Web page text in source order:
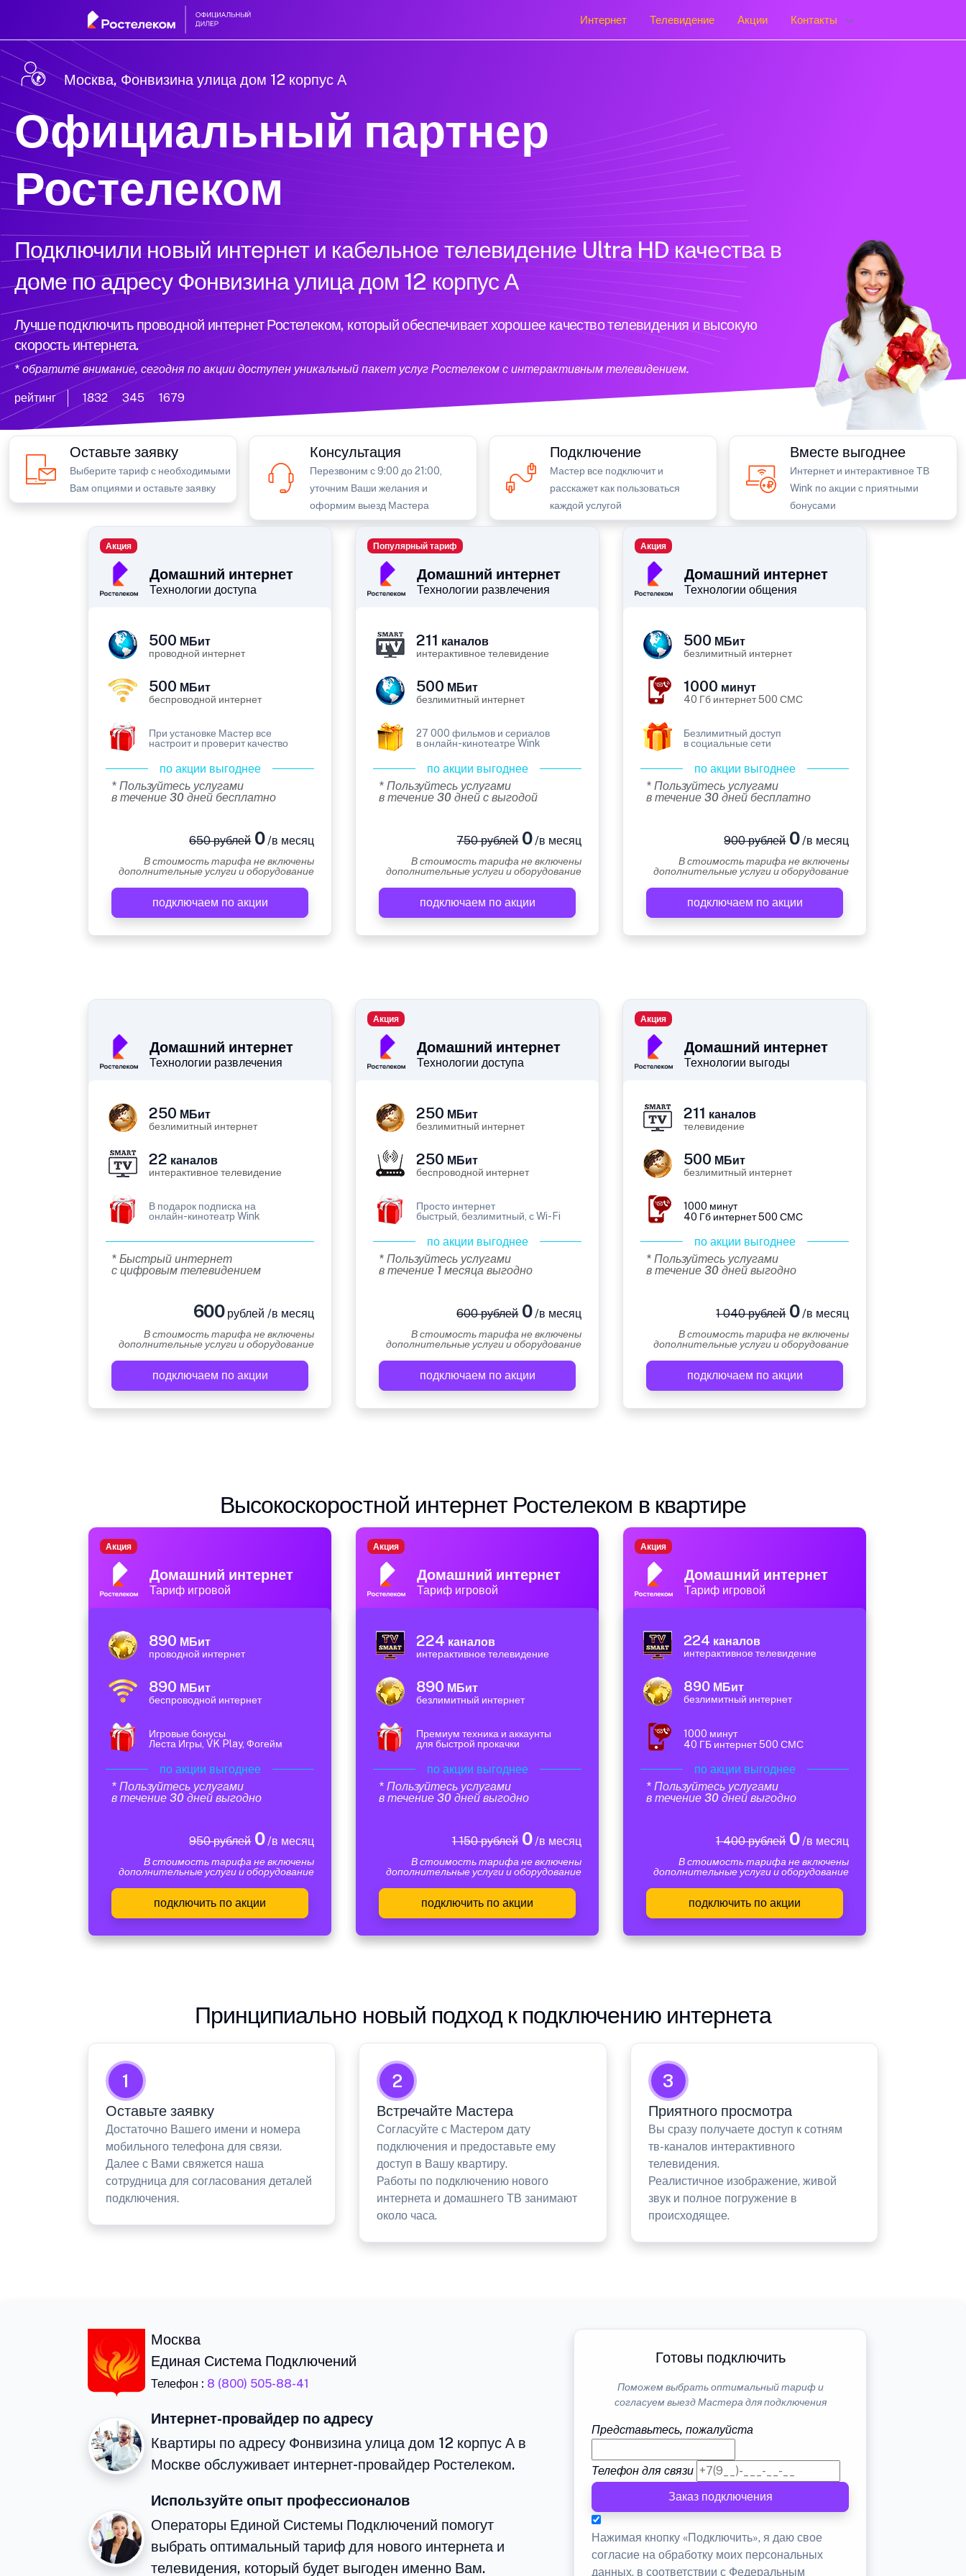
Интернет Телевидение Акции Контакты
Москва, Фонвизина улица дом 12 корпус А
Официальный партнер
Ростелеком
Подключили новый интернет и кабельное телевидение Ultra HD качества в
доме по адресу Фонвизина улица дом 12 корпус А
Лучше подключить проводной интернет Ростелеком, который обеспечивает хорошее качество телевидения и высокую
скорость интернета.
* обратите внимание, сегодня по акции доступен уникальный пакет услуг Ростелеком с интерактивным телевидением.
рейтинг 1832 345 1679
Оставьте заявку
Выберите тариф с необходимыми
Вам опциями и оставьте заявку
Консультация
Перезвоним с 9:00 до 21:00,
уточним Ваши желания и
оформим выезд Мастера
Подключение
Мастер все подключит и
расскажет как пользоваться
каждой услугой
Вместе выгоднее
Интернет и интерактивное ТВ
Wink по акции с приятными
бонусами
Домашний интернет
Технологии доступа
Акция
500 МБит
проводной интернет
500 МБит
беспроводной интернет
При установке Мастер все
настроит и проверит качество
по акции выгоднее
* Пользуйтесь услугами
в течение 30 дней бесплатно
650 рублей0/в месяц
В стоимость тарифа не включены
дополнительные услуги и оборудование
подключаем по акции
Домашний интернет
Технологии развлечения
Популярный тариф
211 каналов
интерактивное телевидение
500 МБит
безлимитный интернет
27 000 фильмов и сериалов
в онлайн-кинотеатре Wink
по акции выгоднее
* Пользуйтесь услугами
в течение 30 дней с выгодой
750 рублей0/в месяц
В стоимость тарифа не включены
дополнительные услуги и оборудование
подключаем по акции
Домашний интернет
Технологии общения
Акция
500 МБит
безлимитный интернет
1000 минут
40 Гб интернет 500 СМС
Безлимитный доступ
в социальные сети
по акции выгоднее
* Пользуйтесь услугами
в течение 30 дней бесплатно
900 рублей0/в месяц
В стоимость тарифа не включены
дополнительные услуги и оборудование
подключаем по акции
Домашний интернет
Технологии развлечения
250 МБит
безлимитный интернет
22 каналов
интерактивное телевидение
В подарок подписка на
онлайн-кинотеатр Wink
* Быстрый интернет
с цифровым телевидением
600рублей /в месяц
В стоимость тарифа не включены
дополнительные услуги и оборудование
подключаем по акции
Домашний интернет
Технологии доступа
Акция
250 МБит
безлимитный интернет
250 МБит
беспроводной интернет
Просто интернет
быстрый, безлимитный, с Wi-Fi
по акции выгоднее
* Пользуйтесь услугами
в течение 1 месяца выгодно
600 рублей0/в месяц
В стоимость тарифа не включены
дополнительные услуги и оборудование
подключаем по акции
Домашний интернет
Технологии выгоды
Акция
211 каналов
телевидение
500 МБит
безлимитный интернет
1000 минут
40 Гб интернет 500 СМС
по акции выгоднее
* Пользуйтесь услугами
в течение 30 дней выгодно
1 040 рублей0/в месяц
В стоимость тарифа не включены
дополнительные услуги и оборудование
подключаем по акции
Высокоскоростной интернет Ростелеком в квартире
Домашний интернет
Тариф игровой
Акция
890 МБит
проводной интернет
890 МБит
беспроводной интернет
Игровые бонусы
Леста Игры, VK Play, Фогейм
по акции выгоднее
* Пользуйтесь услугами
в течение 30 дней выгодно
950 рублей0/в месяц
В стоимость тарифа не включены
дополнительные услуги и оборудование
подключить по акции
Домашний интернет
Тариф игровой
Акция
224 каналов
интерактивное телевидение
890 МБит
безлимитный интернет
Премиум техника и аккаунты
для быстрой прокачки
по акции выгоднее
* Пользуйтесь услугами
в течение 30 дней выгодно
1 150 рублей0/в месяц
В стоимость тарифа не включены
дополнительные услуги и оборудование
подключить по акции
Домашний интернет
Тариф игровой
Акция
224 каналов
интерактивное телевидение
890 МБит
безлимитный интернет
1000 минут
40 ГБ интернет 500 СМС
по акции выгоднее
* Пользуйтесь услугами
в течение 30 дней выгодно
1 400 рублей0/в месяц
В стоимость тарифа не включены
дополнительные услуги и оборудование
подключить по акции
Принципиально новый подход к подключению интернета
1
Оставьте заявку
Достаточно Вашего имени и номера
мобильного телефона для связи.
Далее с Вами свяжется наша
сотрудница для согласования деталей
подключения.
2
Встречайте Мастера
Согласуйте с Мастером дату
подключения и предоставьте ему
доступ в Вашу квартиру.
Работы по подключению нового
интернета и домашнего ТВ занимают
около часа.
3
Приятного просмотра
Вы сразу получаете доступ к сотням
тв-каналов интерактивного
телевидения.
Реалистичное изображение, живой
звук и полное погружение в
происходящее.
Москва
Единая Система Подключений
Телефон : 8 (800) 505-88-41
Интернет-провайдер по адресу
Квартиры по адресу Фонвизина улица дом 12 корпус А в
Москве обслуживает интернет-провайдер Ростелеком.
Используйте опыт профессионалов
Операторы Единой Системы Подключений помогут
выбрать оптимальный тариф для нового интернета и
телевидения, который будет выгоден именно Вам.
Готовы подключить
Поможем выбрать оптимальный тариф и
согласуем выезд Мастера для подключения
Представьтесь, пожалуйста
Телефон для связи
Заказ подключения
Нажимая кнопку «Подключить», я даю свое
согласие на обработку моих персональных
данных, в соответствии с Федеральным